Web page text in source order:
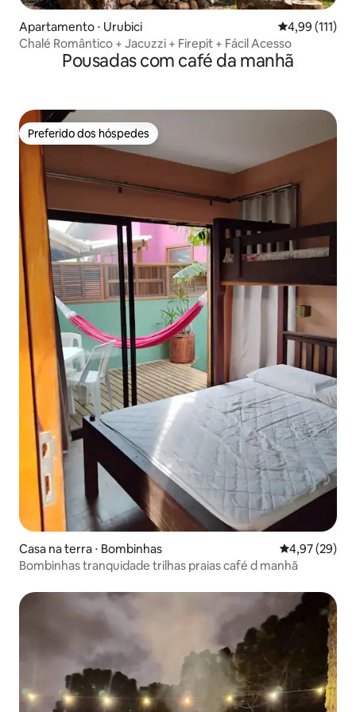
Apartamento ⋅ Urubici 4,99 de uma
4,99 (111)
Chalé Romântico + Jacuzzi + Firepit + Fácil Acesso
Pousadas com café da manhã
Preferido dos hóspedes
Preferido dos hóspedes
Casa na terra ⋅ Bombinhas 4,97 de uma
4,97 (29)
Bombinhas tranquidade trilhas praias café d manhã